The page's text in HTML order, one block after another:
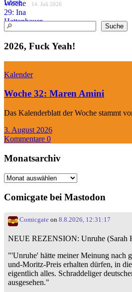
14. Juli 2026
Suchen Suche
2026, Fuck Yeah!
Kalender
Woche 32: Maren Amini
Das Kalenderblatt der Woche stammt
3. August 2026
Kommentare 0
Monatsarchiv
Monatsarchiv
Comicgate bei Mastodon
Comicgate on 8.8.2026, 12:31:17
NEUE REZENSION: Unruhe (Sarah
"'Unruhe' hätte meiner Meinung nach
und-Moritz-Preis erhalten dürfen, in
eigentlich alles. Schraddeliger
ausgesehen."